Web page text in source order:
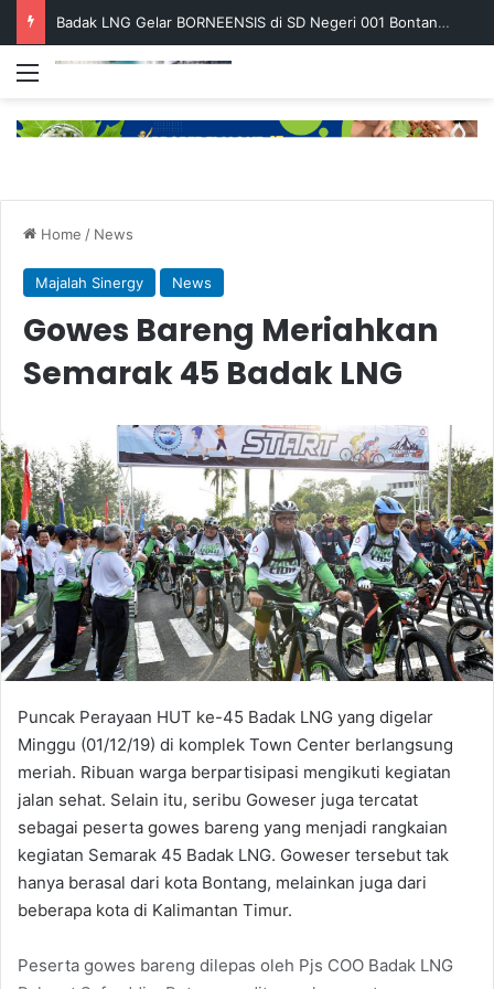
Badak LNG Gelar BORNEENSIS di SD Negeri 001 Bontang Barat
Menu
Home / News
Majalah Sinergy News
Gowes Bareng Meriahkan
Semarak 45 Badak LNG
Puncak Perayaan HUT ke-45 Badak LNG yang digelar
Minggu (01/12/19) di komplek Town Center berlangsung
meriah. Ribuan warga berpartisipasi mengikuti kegiatan
jalan sehat. Selain itu, seribu Goweser juga tercatat
sebagai peserta gowes bareng yang menjadi rangkaian
kegiatan Semarak 45 Badak LNG. Goweser tersebut tak
hanya berasal dari kota Bontang, melainkan juga dari
beberapa kota di Kalimantan Timur.
Peserta gowes bareng dilepas oleh Pjs COO Badak LNG